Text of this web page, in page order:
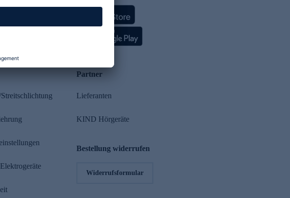
Partner
Lieferanten
KIND Hörgeräte
Bestellung widerrufen
Widerrufsformular